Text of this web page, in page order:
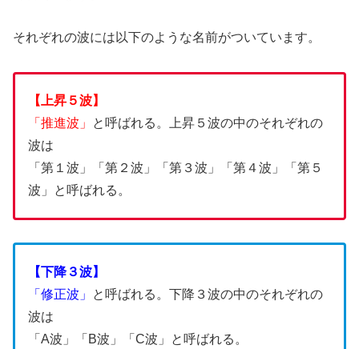
それぞれの波には以下のような名前がついています。
【上昇５波】
「推進波」
と呼ばれる。上昇５波の中のそれぞれの
波は
「第１波」「第２波」「第３波」「第４波」「第５
波」と呼ばれる。
【下降３波】
「修正波」
と呼ばれる。下降３波の中のそれぞれの
波は
「A波」「B波」「C波」と呼ばれる。